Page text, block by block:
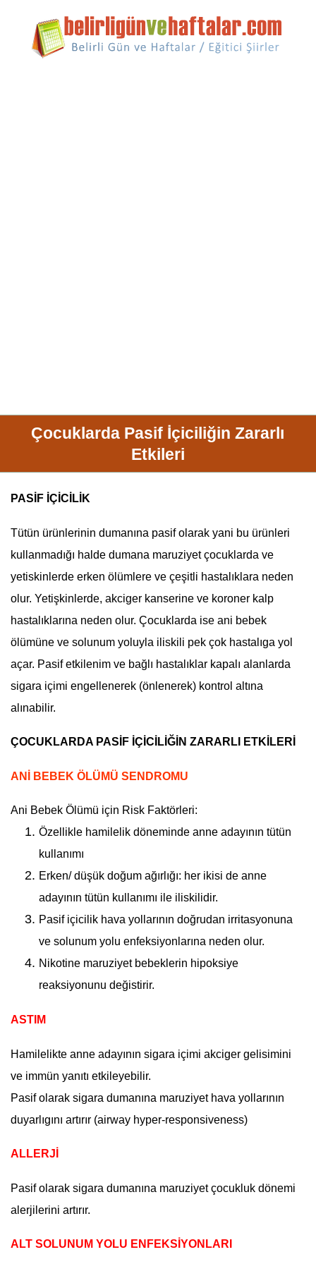
Çocuklarda Pasif İçiciliğin Zararlı
Etkileri
PASİF İÇİCİLİK
Tütün ürünlerinin dumanına pasif olarak yani bu ürünleri
kullanmadığı halde dumana maruziyet çocuklarda ve
yetiskinlerde erken ölümlere ve çeşitli hastalıklara neden
olur. Yetişkinlerde, akciger kanserine ve koroner kalp
hastalıklarına neden olur. Çocuklarda ise ani bebek
ölümüne ve solunum yoluyla iliskili pek çok hastalıga yol
açar. Pasif etkilenim ve bağlı hastalıklar kapalı alanlarda
sigara içimi engellenerek (önlenerek) kontrol altına
alınabilir.
ÇOCUKLARDA PASİF İÇİCİLİĞİN ZARARLI ETKİLERİ
ANİ BEBEK ÖLÜMÜ SENDROMU
Ani Bebek Ölümü için Risk Faktörleri:
Özellikle hamilelik döneminde anne adayının tütün
kullanımı
Erken/ düşük doğum ağırlığı: her ikisi de anne
adayının tütün kullanımı ile iliskilidir.
Pasif içicilik hava yollarının doğrudan irritasyonuna
ve solunum yolu enfeksiyonlarına neden olur.
Nikotine maruziyet bebeklerin hipoksiye
reaksiyonunu değistirir.
ASTIM
Hamilelikte anne adayının sigara içimi akciger gelisimini
ve immün yanıtı etkileyebilir.
Pasif olarak sigara dumanına maruziyet hava yollarının
duyarlıgını artırır (airway hyper-responsiveness)
ALLERJİ
Pasif olarak sigara dumanına maruziyet çocukluk dönemi
alerjilerini artırır.
ALT SOLUNUM YOLU ENFEKSİYONLARI